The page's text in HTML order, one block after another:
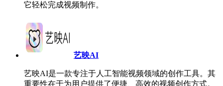
它轻松完成视频制作。
艺映AI
艺映AI是一款专注于人工智能视频领域的创作工具。其
重要性在于为用户提供了便捷、高效的视频创作方式。